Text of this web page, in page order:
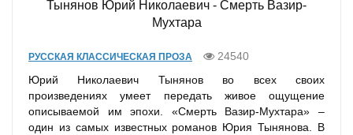
Тынянов Юрий Николаевич - Смерть Вазир-
Мухтара
РУССКАЯ КЛАССИЧЕСКАЯ ПРОЗА
24540
Юрий Николаевич Тынянов во всех своих
произведениях умеет передать живое ощущение
описываемой им эпохи. «Смерть Вазир-Мухтара» –
один из самых известных романов Юрия Тынянова. В